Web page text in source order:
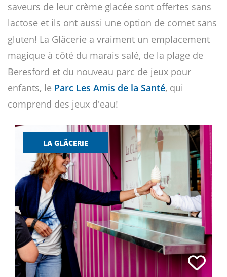
saveurs de leur crème glacée sont offertes sans
lactose et ils ont aussi une option de cornet sans
gluten! La Gläcerie a vraiment un emplacement
magique à côté du marais salé, de la plage de
Beresford et du nouveau parc de jeux pour
enfants, le Parc Les Amis de la Santé, qui
comprend des jeux d'eau!
LA GLÄCERIE